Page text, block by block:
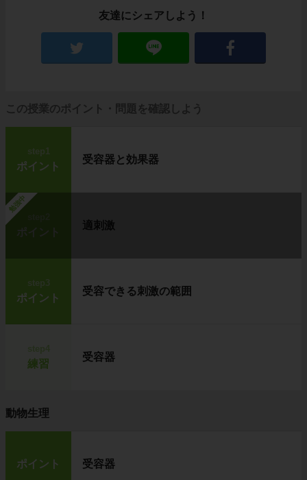
友達にシェアしよう！
この授業のポイント・問題を確認しよう
step1
ポイント
受容器と効果器
勉強中
ポイント
適刺激
step3
ポイント
受容できる刺激の範囲
練習
受容器
動物生理
ポイント 受容器